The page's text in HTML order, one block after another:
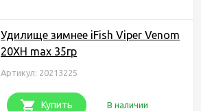
Удилище зимнее iFish Viper Venom
20XH max 35гр
Артикул: 20213225
Купить В наличии